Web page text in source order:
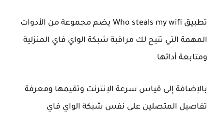
تطبيق Who steals my wifi يضم مجموعة من الأدوات
المهمة التي تتيح لك مراقبة شبكة الواي فاي المنزلية
ومتابعة أدائها
بالإضافة إلى قياس سرعة الإنترنت وتقيمها ومعرفة
تفاصيل المتصلين على نفس شبكة الواي فاي